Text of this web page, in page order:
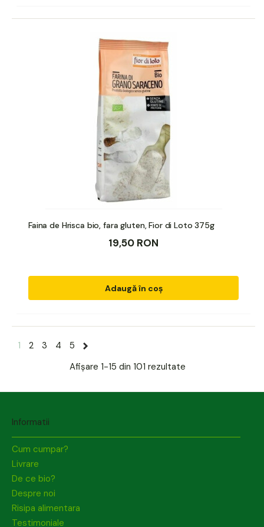
Faina de Hrisca bio, fara gluten, Fior di Loto 375g
19,50 RON
Adaugă în coș
1 2 3 4
5
Afișare 1-15 din 101 rezultate
Informatii
Cum cumpar?
Livrare
De ce bio?
Despre noi
Risipa alimentara
Testimoniale